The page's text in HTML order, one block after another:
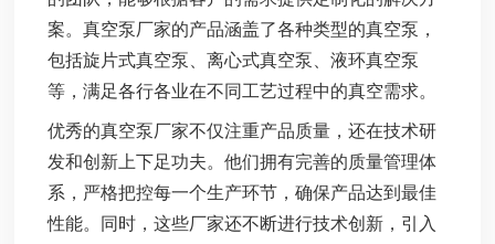
案。真空泵厂家的产品涵盖了各种类型的真空泵，
包括旋片式真空泵、离心式真空泵、液环真空泵
等，满足各行各业在不同工艺过程中的真空需求。
优秀的真空泵厂家不仅注重产品质量，还在技术研
发和创新上下足功夫。他们拥有完善的质量管理体
系，严格把控每一个生产环节，确保产品达到最佳
性能。同时，这些厂家还不断进行技术创新，引入